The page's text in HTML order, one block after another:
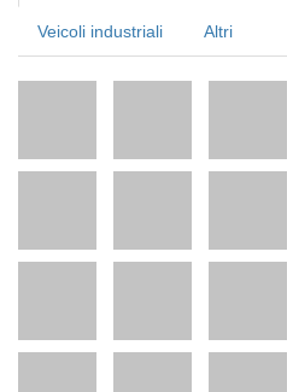
Veicoli industriali Altri